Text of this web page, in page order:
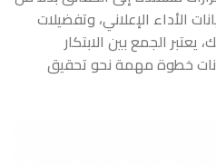
الأداء الإعلاني، وتفضيلات
يعتبر الجمع بين الابتكار
خطوة مهمة نحو تحقيق